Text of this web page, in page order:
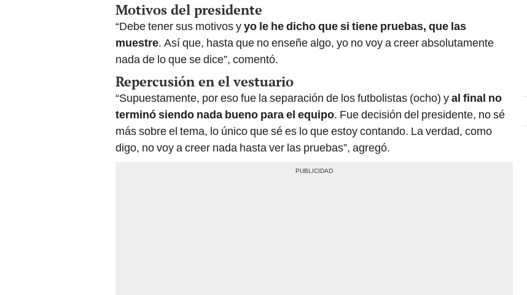
Motivos del presidente
“Debe tener sus motivos yyo le he dicho que si tiene pruebas, que las
muestre. Así que, hasta que no enseñe algo, yo no voy a creer absolutamente
nada de lo que se dice”, comentó.
Repercusión en el vestuario
“Supuestamente, por eso fue la separación de los futbolistas (ocho) yal final no
terminó siendo nada bueno para el equipo. Fue decisión del presidente, no sé
más sobre el tema, lo único que sé es lo que estoy contando. La verdad, como
digo, no voy a creer nada hasta ver las pruebas”, agregó.